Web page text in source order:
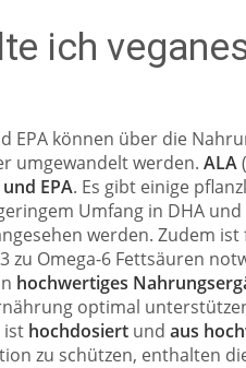
ich
EPA können über die
umgewandelt werden. ALA
EPA. Es gibt einige
Umfang in DHA
werden. Zudem
zu Omega-6 Fettsäuren
hochwertiges
optimal
ist hochdosiertund aus
zu schützen, enthalten